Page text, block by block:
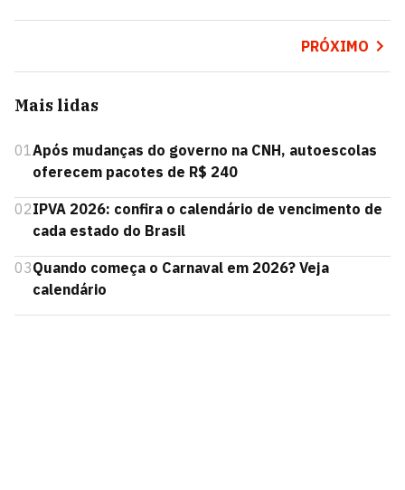
PRÓXIMO
Mais lidas
01Após mudanças do governo na CNH, autoescolas
oferecem pacotes de R$ 240
02IPVA 2026: confira o calendário de vencimento de
cada estado do Brasil
03Quando começa o Carnaval em 2026? Veja
calendário